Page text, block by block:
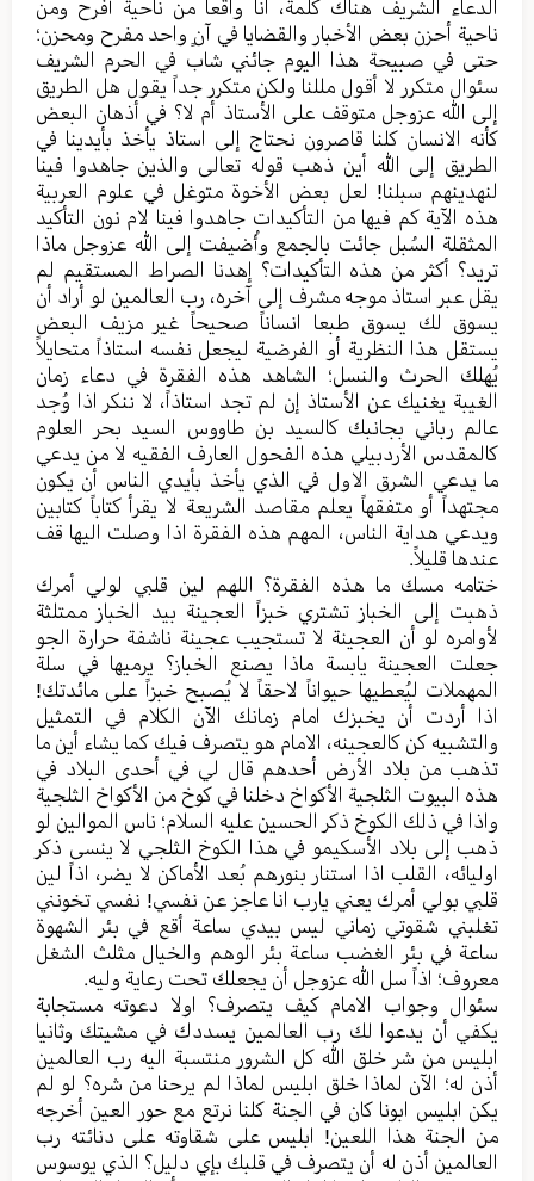
الدعاء الشریف هناك كلمة، انا واقعا من ناحیة أفرح ومن
ناحیة أحزن بعض الأخبار والقضایا في آنٍ واحد مفرح ومحزن؛
حتی في صبیحة هذا الیوم جائني شاب في الحرم الشریف
سئوال متكرر لا أقول مللنا ولكن متكرر جداً یقول هل الطریق
إلی الله عزوجل متوقف علی الأستاذ أم لا؟ في أذهان البعض
كأنه الانسان كلنا قاصرون نحتاج إلی استاذ یأخذ بأیدینا في
الطریق إلی الله أين ذهب قوله تعالی والذین جاهدوا فینا
لنهدینهم سبلنا! لعل بعض الأخوة متوغل في علوم العربیة
هذه الآیة كم فیها من التأكیدات جاهدوا فینا لام نون التأكید
المثقلة السُبل جائت بالجمع وأُضیفت إلی الله عزوجل ماذا
ترید؟ أكثر من هذه التأكیدات؟ إهدنا الصراط المستقیم لم
یقل عبر استاذ موجه مشرف إلی آخره، رب العالمین لو أراد أن
یسوق لك یسوق طبعا انساناً صحیحاً غیر مزیف البعض
یستقل هذا النظریة أو الفرضیة لیجعل نفسه استاذاً متحایلاً
یُهلك الحرث والنسل؛ الشاهد هذه الفقرة في دعاء زمان
الغیبة یغنیك عن الأستاذ إن لم تجد استاذاً، لا ننكر اذا وُجد
عالم رباني بجانبك كالسید بن طاووس السید بحر العلوم
كالمقدس الأردبیلي هذه الفحول العارف الفقیه لا من یدعي
ما یدعي الشرق الاول في الذي یأخذ بأيدي الناس أن یكون
مجتهداً أو متفقهاً یعلم مقاصد الشریعة لا یقرأ كتاباً كتابین
ویدعي هدایة الناس، المهم هذه الفقرة اذا وصلت الیها قف
عندها قلیلاً.
ختامه مسك ما هذه الفقرة؟ اللهم لین قلبي لولي أمرك
ذهبت إلی الخباز تشتري خبزاً العجینة بید الخباز ممتلثة
لأوامره لو أن العجینة لا تستجیب عجینة ناشفة حرارة الجو
جعلت العجینة یابسة ماذا یصنع الخباز؟ یرمیها في سلة
المهملات لیُعطیها حیواناً لاحقاً لا یُصبح خبزاً علی مائدتك!
اذا أردت أن یخبزك امام زمانك الآن الكلام في التمثیل
والتشبیه كن كالعجینه، الامام هو یتصرف فیك كما یشاء أين ما
تذهب من بلاد الأرض أحدهم قال لي في أحدی البلاد في
هذه البیوت الثلجیة الأكواخ دخلنا في كوخ من الأكواخ الثلجیة
واذا في ذلك الكوخ ذكر الحسین علیه السلام؛ ناس الموالین لو
ذهب إلی بلاد الأسكیمو في هذا الكوخ الثلجي لا ینسی ذكر
اولیائه، القلب اذا استنار بنورهم بُعد الأماكن لا یضر، اذاً لین
قلبي بولي أمرك يعني یارب انا عاجز عن نفسي! نفسي تخونني
تغلبني شقوتي زماني لیس بیدي ساعة أقع في بئر الشهوة
ساعة في بئر الغضب ساعة بئر الوهم والخیال مثلث الشغل
معروف؛ اذاً سل الله عزوجل أن یجعلك تحت رعایة ولیه.
سئوال وجواب الامام كیف یتصرف؟ اولا دعوته مستجابة
يكفي أن یدعوا لك رب العالمین یسددك في مشیتك وثانیا
ابلیس من شر خلق الله كل الشرور منتسبة الیه رب العالمین
أذن له؛ الآن لماذا خلق ابلیس لماذا لم یرحنا من شره؟ لو لم
یكن ابلیس ابونا كان في الجنة كلنا نرتع مع حور العین أخرجه
من الجنة هذا اللعین! ابلیس علی شقاوته علی دنائته رب
العالمین أذن له أن یتصرف في قلبك بإي دلیل؟ الذي یوسوس